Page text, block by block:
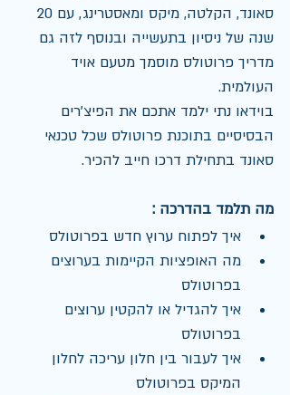
שנה של ניסיון בתעשייה ובנוסף לזה גם
מדריך פרוטולס מוסמך מטעם אויד
העולמית.
בוידאו נתי ילמד אתכם את הפיצ'רים
הבסיסיים בתוכנת פרוטולס שכל טכנאי
סאונד בתחילת דרכו חייב להכיר.
מה תלמד בהדרכה :
איך לפתוח ערוץ חדש בפרוטולס
מה האופציות הקיימות בערוצים
בפרוטולס
איך להגדיל או להקטין ערוצים
בפרוטולס
איך לעבור בין חלון עריכה לחלון
המיקס בפרוטולס